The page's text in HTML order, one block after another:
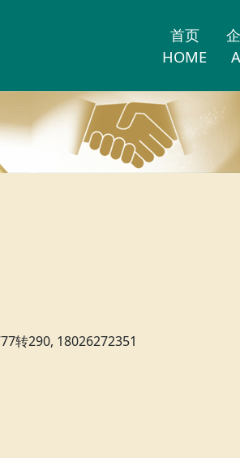
首页
HOME
转290, 18026272351